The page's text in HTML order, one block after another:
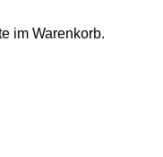
im Warenkorb.